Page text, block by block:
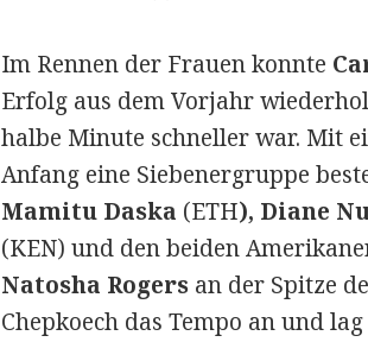
Im Rennen der Frauen konnte
Erfolg aus dem Vorjahr
halbe Minute schneller war. Mit
Anfang eine Siebenergruppe
Mamitu Daska (ETH), Diane
(KEN) und den beiden
Natosha Rogers an der Spitze
Chepkoech das Tempo an und